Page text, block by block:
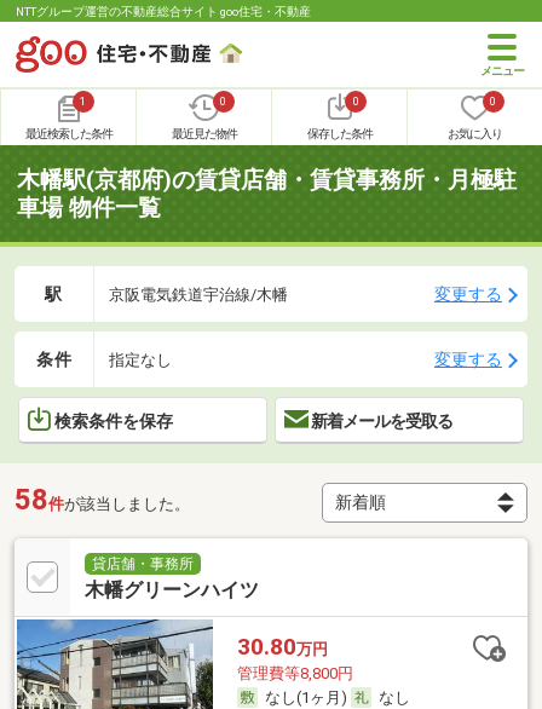
NTTグループ運営の不動産総合サイト goo住宅・不動産
1
最近検索した条件
0
最近見た物件
0
保存した条件
0
お気に入り
木幡駅(京都府)の賃貸店舗・賃貸事務所・月極駐
車場 物件一覧
駅 京阪電気鉄道宇治線/木幡 変更する
条件 指定なし 変更する
検索条件を保存 新着メールを受取る
58件が該当しました。
貸店舗・事務所
木幡グリーンハイツ
30.80万円
管理費等8,800円
なし(1ヶ月)
なし